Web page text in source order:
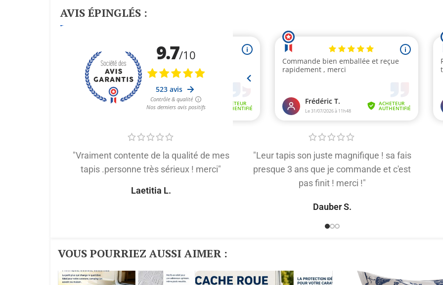
AVIS ÉPINGLÉS :
"Vraiment contente de la qualité de mes
tapis .personne très sérieux ! merci"
Laetitia L.
"Leur tapis son juste magnifique ! sa fais
presque 3 ans que je commande et c'est
pas finit ! merci !"
Dauber S.
VOUS POURRIEZ AUSSI AIMER :​